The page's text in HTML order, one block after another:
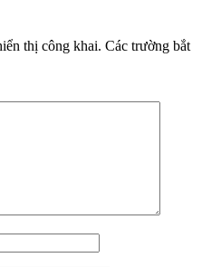
thị công khai. Các trường bắt